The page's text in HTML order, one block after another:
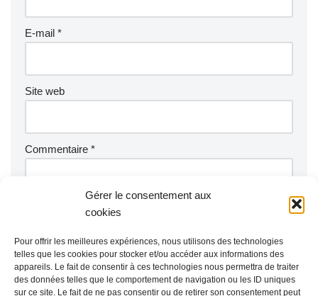
Gérer le consentement aux
cookies
Pour offrir les meilleures expériences, nous utilisons des technologies
telles que les cookies pour stocker et/ou accéder aux informations des
appareils. Le fait de consentir à ces technologies nous permettra de traiter
des données telles que le comportement de navigation ou les ID uniques
sur ce site. Le fait de ne pas consentir ou de retirer son consentement peut
E-mail *
Site web
Commentaire *